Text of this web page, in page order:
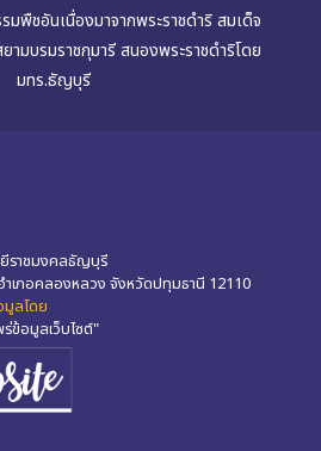
พืชอันเนื่องมาจากพระราชดำริ สมเด็จ
ามบรมราชกุมารี สนองพระราชดำริโดย
มทร.ธัญบุรี
ยีราชมงคลธัญบุรี
เภอคลองหลวง จังหวัดปทุมธานี 12110
มูลโดย
ข้อมูลเว็บไซต์"